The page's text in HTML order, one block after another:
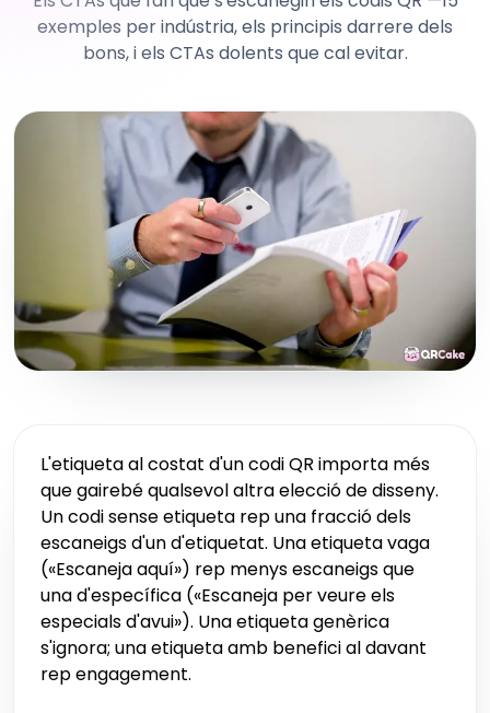
exemples per indústria, els principis darrere dels
bons, i els CTAs dolents que cal evitar.
L'etiqueta al costat d'un codi QR importa més
que gairebé qualsevol altra elecció de disseny.
Un codi sense etiqueta rep una fracció dels
escaneigs d'un d'etiquetat. Una etiqueta vaga
(«Escaneja aquí») rep menys escaneigs que
una d'específica («Escaneja per veure els
especials d'avui»). Una etiqueta genèrica
s'ignora; una etiqueta amb benefici al davant
rep engagement.